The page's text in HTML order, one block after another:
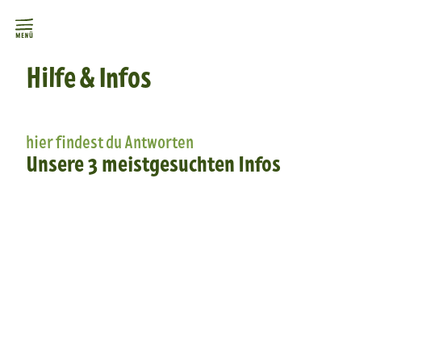
Hilfe & Infos
hier findest du Antworten
Unsere 3 meistgesuchten Infos